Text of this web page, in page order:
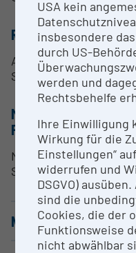
RESEARCH SERVICES
Abscheidung von
Schichten
METHODEN & EXPERTISE
Schichten.
USA kein
insbesondere
durch US-
werden und
Rechtsbehelfe
Ihre Einwilligung
Wirkung für die
Einstellungen“
widerrufen und
DSGVO)
sind die
Cookies, die der
Funktionsweise
nicht abwählbar